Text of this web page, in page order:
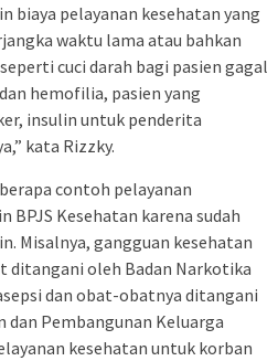
biaya pelayanan kesehatan yang
waktu lama atau bahkan
cuci darah bagi pasien gagal
hemofilia, pasien yang
insulin untuk penderita
kata Rizzky.
contoh pelayanan
BPJS Kesehatan karena sudah
Misalnya, gangguan kesehatan
oleh Badan Narkotika
dan obat-obatnya ditangani
dan Pembangunan Keluarga
kesehatan untuk korban